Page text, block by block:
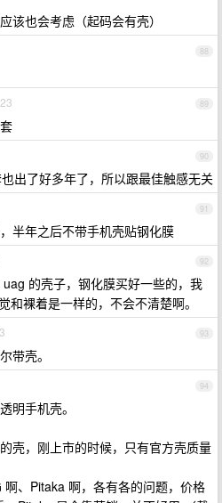
该也会考虑（起码会有壳）
88
89
90
出了好多年了，所以跟最佳触感无关
91
半年之后不带手机壳贴钢化膜
92
的壳子，钢化膜买好一些的，我
和裸着是一样的，不会不清楚啊。
93
带壳。
94
明手机壳。
壳，刚上市的时候，只有官方壳质量
、Pitaka 啊，各有各的问题，价格